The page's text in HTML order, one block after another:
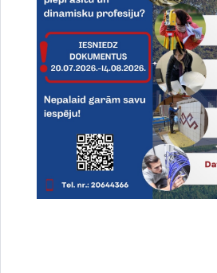
Apstiprināts būvprojekts
23.10.2017.
Jelgavas Tehnikums sadarbībā ar Valsts
gada 27. februārī izsludinātā atklāta konkursa
programmas "Autotransports" aprīkojuma…
ERAF Projekti